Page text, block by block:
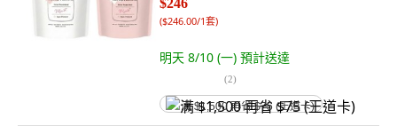
$246
($246.00/1套)
明天 8/10 (一) 預計送達
(2)
满 $1,500 再省 $75 (王道卡)